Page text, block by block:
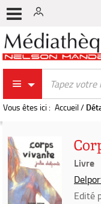
Vous êtes ici : Accueil/
Livre
Edité